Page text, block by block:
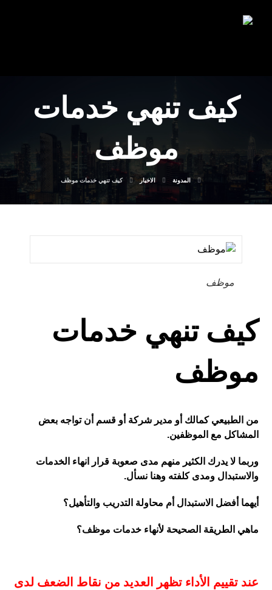
كيف تنهي خدمات
موظف
المدونة الاخبار كيف تنهي خدمات موظف
موظف
كيف تنهي خدمات
موظف
من الطبيعي كمالك أو مدير شركة أو قسم أن تواجه بعض
المشاكل مع الموظفين.
وربما لا يدرك الكثير منهم مدى صعوبة قرار انهاء الخدمات
والاستبدال ومدى كلفته وهنا نسأل.
أيهما أفضل الاستبدال أم محاولة التدريب والتأهيل؟
ماهي الطريقة الصحيحة لأنهاء خدمات موظف؟
عند تقييم الأداء تظهر العديد من نقاط الضعف لدى